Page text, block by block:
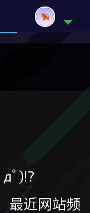
ﾟ)!?
最近网站频